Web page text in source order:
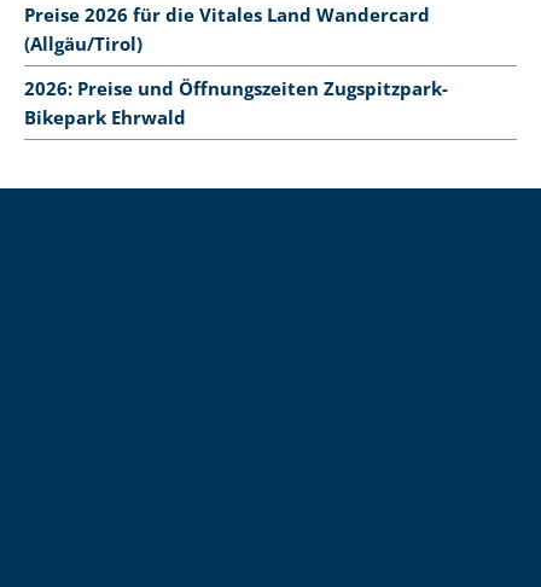
Preise 2026 für die Vitales Land Wandercard
(Allgäu/Tirol)
2026: Preise und Öffnungszeiten Zugspitzpark-
Bikepark Ehrwald